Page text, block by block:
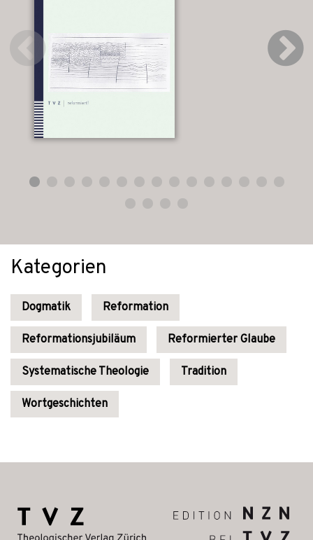
Kategorien
Dogmatik Reformation
Reformationsjubiläum Reformierter Glaube
Systematische Theologie Tradition
Wortgeschichten